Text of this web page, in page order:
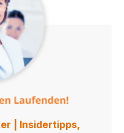
| Insidertipps,